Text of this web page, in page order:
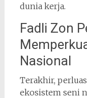
dunia kerja.
Fadli Zon
Nasional
Terakhir,
ekosistem seni